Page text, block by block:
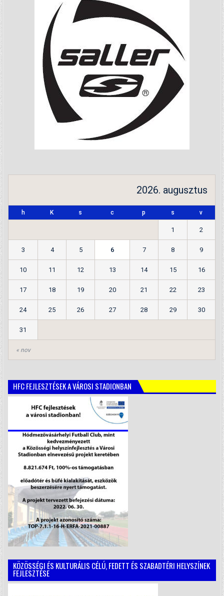
2026. augusztus
h K s c p s v
« nov
1 2
3 4 5 6 7 8 9
10 11 12 13 14 15 16
17 18 19 20 21 22 23
24 25 26 27 28 29 30
31
HFC FEJLESZTÉSEK A VÁROSI STADIONBAN
KÖZÖSSÉGI ÉS KULTURÁLIS CÉLÚ, FEDETT ÉS SZABADTÉRI HELYSZÍNEK
FEJLESZTÉSE